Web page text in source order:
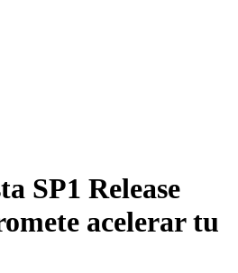
SP1 Release
acelerar tu